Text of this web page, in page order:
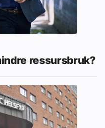
ressursbruk?